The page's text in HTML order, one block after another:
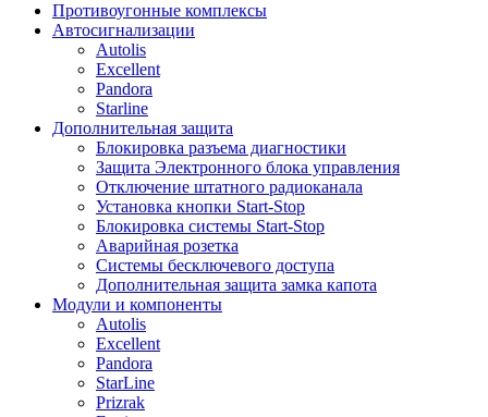
Противоугонные комплексы
Автосигнализации
Autolis
Excellent
Pandora
Starline
Дополнительная защита
Блокировка разъема диагностики
Защита Электронного блока управления
Отключение штатного радиоканала
Установка кнопки Start-Stop
Блокировка системы Start-Stop
Аварийная розетка
Системы бесключевого доступа
Дополнительная защита замка капота
Модули и компоненты
Autolis
Excellent
Pandora
StarLine
Prizrak